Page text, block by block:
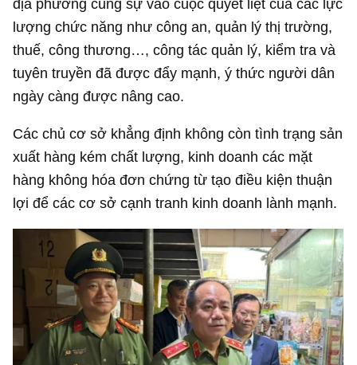
lượng chức năng như công an, quản lý thị trường,
thuế, công thương…, công tác quản lý, kiểm tra và
tuyên truyền đã được đẩy mạnh, ý thức người dân
ngày càng được nâng cao.
Các chủ cơ sở khẳng định không còn tình trạng sản
xuất hàng kém chất lượng, kinh doanh các mặt
hàng không hóa đơn chứng từ tạo điều kiện thuận
lợi để các cơ sở cạnh tranh kinh doanh lành mạnh.